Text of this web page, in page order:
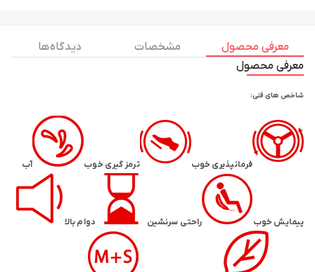
معرفی محصول مشخصات
دیدگاه ها
معرفی محصول
شاخص های فنی:
فرمانپذیری خوب ترمز گیری خوب آب
پیمایش خوب راحتی سرنشین دوام بالا